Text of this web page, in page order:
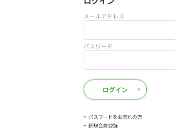
メールアドレス
パスワード
ログイン
パスワードをお忘れの方
新規会員登録